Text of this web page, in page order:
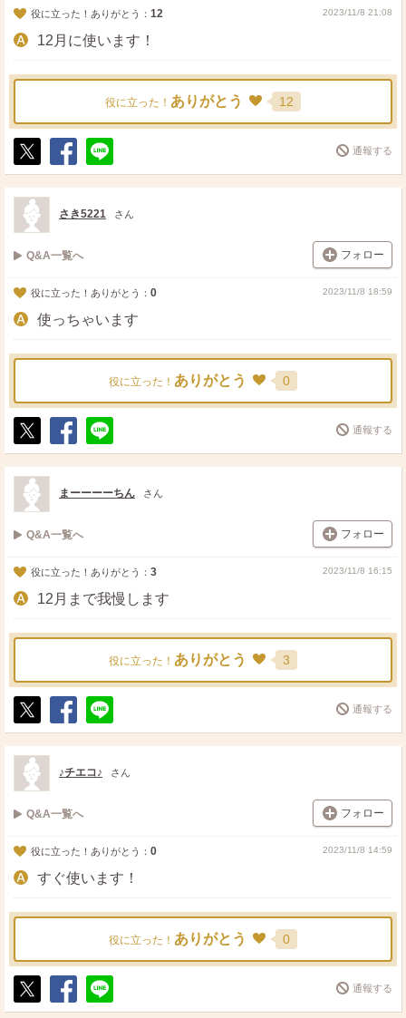
役に立った！ありがとう： 12 2023/11/8 21:08
12月に使います！
役に立った！ ありがとう 12
ポ
ス
ト
シ
ェ
送
る
通報する
さき5221 さん
Q&A一覧へ フォロー
役に立った！ありがとう： 0 2023/11/8 18:59
使っちゃいます
役に立った！ ありがとう 0
ポ
ス
ト
シ
ェ
送
る
通報する
まーーーーちん さん
Q&A一覧へ フォロー
役に立った！ありがとう： 3 2023/11/8 16:15
12月まで我慢します
役に立った！ ありがとう 3
ポ
ス
ト
シ
ェ
送
る
通報する
♪チエコ♪ さん
Q&A一覧へ フォロー
役に立った！ありがとう： 0 2023/11/8 14:59
すぐ使います！
役に立った！ ありがとう 0
ポ
シ
送
通報する